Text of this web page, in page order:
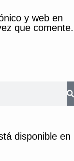
y web en
que comente.
disponible en